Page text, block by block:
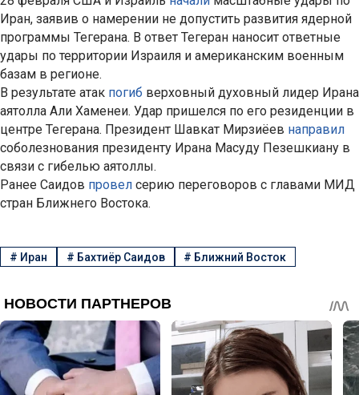
Иран, заявив о намерении не допустить развития ядерной
программы Тегерана. В ответ Тегеран наносит ответные
удары по территории Израиля и американским военным
базам в регионе.
В результате атак погиб верховный духовный лидер Ирана
аятолла Али Хаменеи. Удар пришелся по его резиденции в
центре Тегерана. Президент Шавкат Мирзиёев направил
соболезнования президенту Ирана Масуду Пезешкиану в
связи с гибелью аятоллы.
Ранее Саидов провел серию переговоров с главами МИД
стран Ближнего Востока.
# Иран # Бахтиёр Саидов # Ближний Восток